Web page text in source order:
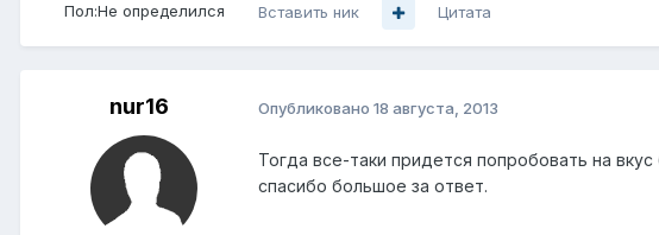
Пол:Не определился Вставить ник Цитата
nur16 Опубликовано 18 августа, 2013
Тогда все-таки придется попробовать на
спасибо большое за ответ.